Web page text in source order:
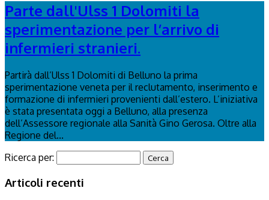
Parte dall'Ulss 1 Dolomiti la
sperimentazione per l’arrivo di
infermieri stranieri.
Partirà dall’Ulss 1 Dolomiti di Belluno la prima
sperimentazione veneta per il reclutamento, inserimento e
formazione di infermieri provenienti dall’estero. L’iniziativa
è stata presentata oggi a Belluno, alla presenza
dell’Assessore regionale alla Sanità Gino Gerosa. Oltre alla
Regione del...
Ricerca per:
Articoli recenti